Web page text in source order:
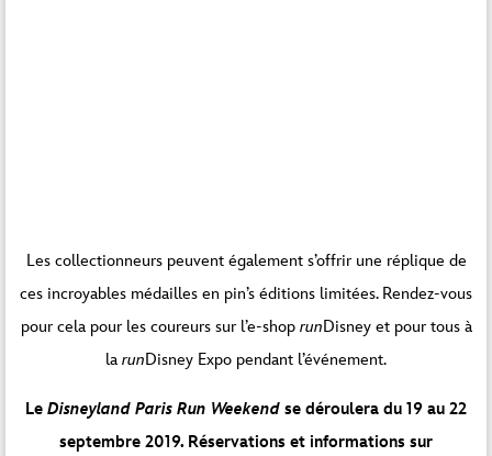
Vous êtes actuellement en train de consulter le
contenu d’un espace réservé de
. Pour
accéder au contenu réel, cliquez sur le bouton ci-
données seront partagées avec des providers
Débloquer le contenu
Plus d’informations
Les collectionneurs peuvent également s’offrir une réplique de
ces incroyables médailles en pin’s éditions limitées. Rendez-vous
pour cela pour les coureurs sur l’e-shop runDisney et pour tous à
la runDisney Expo pendant l’événement.
Le Disneyland Paris Run Weekend se déroulera du 19 au 22
septembre 2019. Réservations et informations sur